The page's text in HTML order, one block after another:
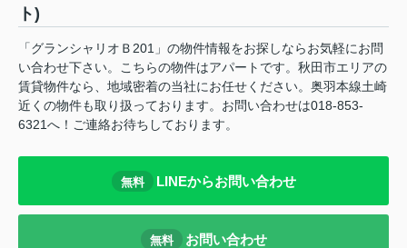
ト)
「グランシャリオＢ201」の物件情報をお探しならお気軽にお問
い合わせ下さい。こちらの物件はアパートです。秋田市エリアの
賃貸物件なら、地域密着の当社にお任せください。奥羽本線土崎
近くの物件も取り扱っております。お問い合わせは018-853-
6321へ！ご連絡お待ちしております。
無料 LINEからお問い合わせ
無料 お問い合わせ